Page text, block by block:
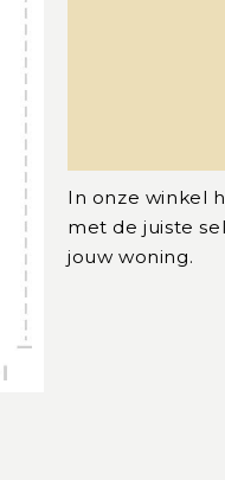
In onze winkel
met de juiste
jouw woning.